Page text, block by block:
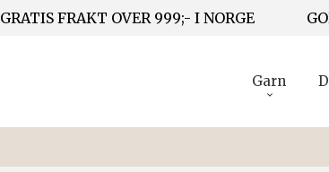
GRATIS FRAKT OVER 999;- I NORGE
Garn